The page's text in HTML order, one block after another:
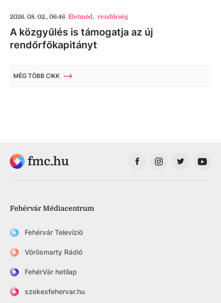
2026. 08. 02., 06:46 Életmód, rendőrség
A közgyűlés is támogatja az új
rendőrfőkapitányt
MÉG TÖBB CIKK
fmc.hu
Fehérvár Médiacentrum
Fehérvár Televízió
Vörösmarty Rádió
FehérVár hetilap
szekesfehervar.hu